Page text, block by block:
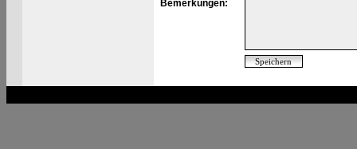
Bemerkungen: